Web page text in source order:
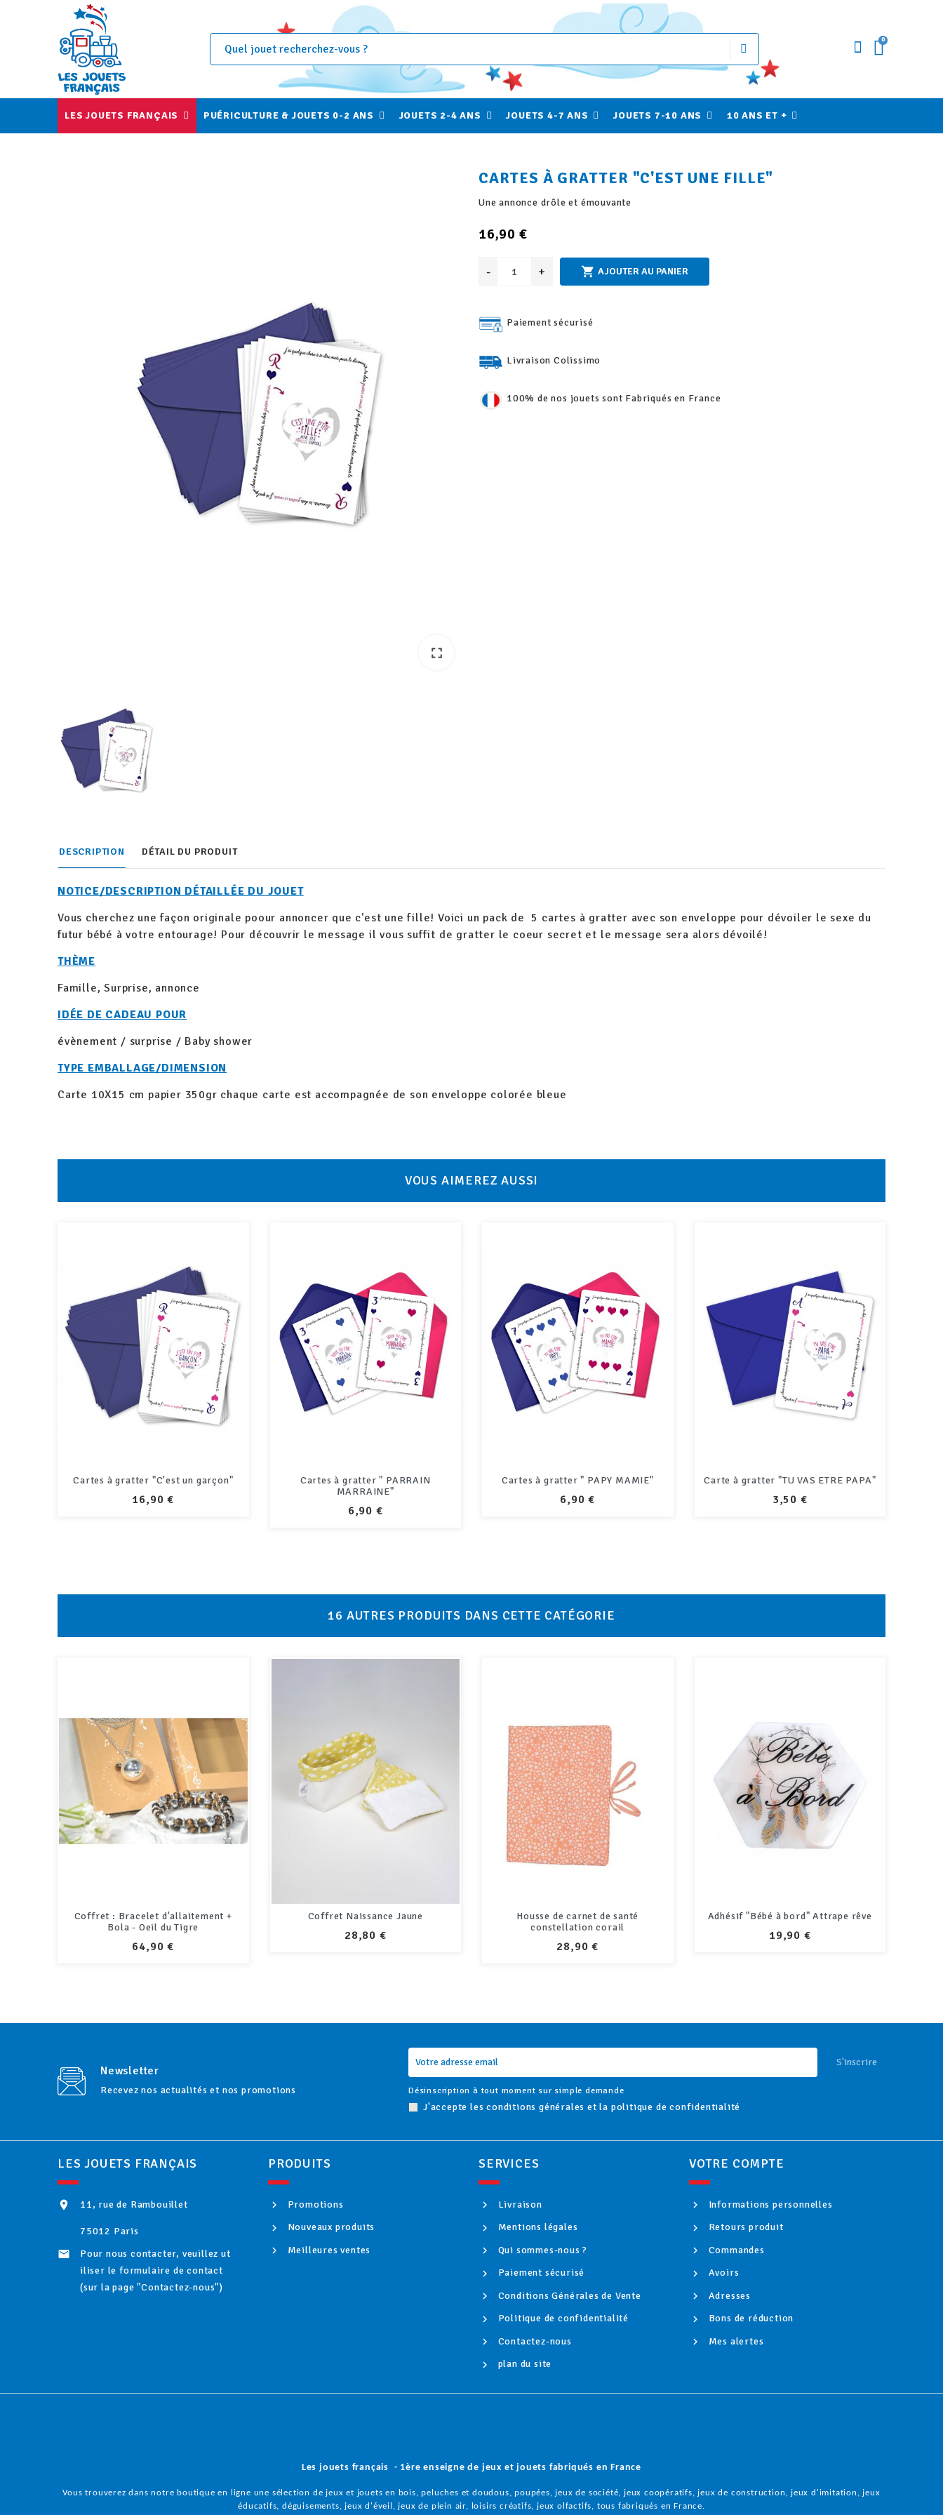
0
LES JOUETS FRANÇAIS PUÉRICULTURE & JOUETS 0-2 ANS JOUETS 2-4 ANS JOUETS 4-7 ANS JOUETS 7-10 ANS 10 ANS ET +
fullscreen
CARTES À GRATTER "C'EST UNE FILLE"
Une annonce drôle et émouvante
16,90 €
- +  AJOUTER AU PANIER
Paiement sécurisé
Livraison Colissimo
100% de nos jouets sont Fabriqués en France
DESCRIPTION DÉTAIL DU PRODUIT
NOTICE/DESCRIPTION DÉTAILLÉE DU JOUET
Vous cherchez une façon originale poour annoncer que c'est une fille! Voici un pack de 5 cartes à gratter avec son enveloppe pour dévoiler le sexe du
futur bébé à votre entourage! Pour découvrir le message il vous suffit de gratter le coeur secret et le message sera alors dévoilé!
THÈME
Famille, Surprise, annonce
IDÉE DE CADEAU POUR
évènement / surprise / Baby shower
TYPE EMBALLAGE/DIMENSION
Carte 10X15 cm papier 350gr chaque carte est accompagnée de son enveloppe colorée bleue
VOUS AIMEREZ AUSSI
Cartes à gratter "C'est un garçon"
PRIX
16,90 €
Cartes à gratter " PARRAIN
MARRAINE"
PRIX
6,90 €
Cartes à gratter " PAPY MAMIE"
PRIX
6,90 €
Carte à gratter "TU VAS ETRE PAPA"
PRIX
3,50 €
16 AUTRES PRODUITS DANS CETTE CATÉGORIE
Coffret Naissance Jaune
PRIX
28,80 €
Housse de carnet de santé
PRIX
Adhésif "Bébé à bord" Attrape rêve
PRIX
19,90 €
Sticker voiture "P'TIT LOUP A
PRIX
Newsletter
Recevez nos actualités et nos promotions
S'inscrire
Désinscription à tout moment sur simple demande
J'accepte les conditions générales et la politique de confidentialité
LES JOUETS FRANÇAIS
 11, rue de Rambouillet
75012 Paris

Pour nous contacter, veuillez ut
iliser le formulaire de contact
(sur la page "Contactez-nous")
PRODUITS
Promotions
Nouveaux produits
Meilleures ventes
SERVICES
Livraison
Mentions légales
Qui sommes-nous ?
Paiement sécurisé
Conditions Générales de Vente
Politique de confidentialité
Contactez-nous
plan du site
VOTRE COMPTE
Informations personnelles
Retours produit
Commandes
Avoirs
Adresses
Bons de réduction
Mes alertes
Les jouets français - 1ère enseigne de jeux et jouets fabriqués en France
Vous trouverez dans notre boutique en ligne une sélection de jeux et jouets en bois, peluches et doudous, poupées, jeux de société, jeux coopératifs, jeux de construction, jeux d'imitation, jeux
éducatifs, déguisements, jeux d'éveil, jeux de plein air, loisirs créatifs, jeux olfactifs, tous fabriqués en France.